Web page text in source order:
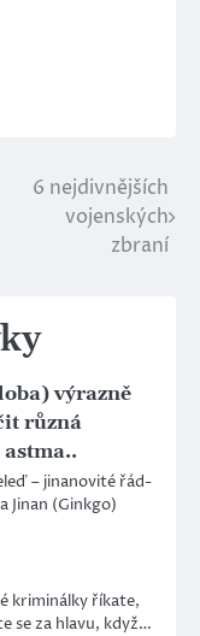
6 nejdivnějších
vojenských
zbraní
výrazně
různá
– jinanovité řád-
Jinan (Ginkgo)
říkate,
se za hlavu, když…